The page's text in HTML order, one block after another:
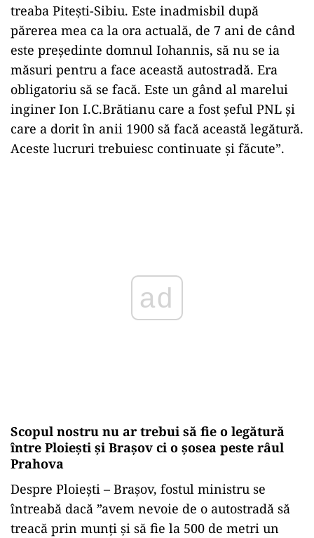
treaba Pitești-Sibiu. Este inadmisbil după
părerea mea ca la ora actuală, de 7 ani de când
este președinte domnul Iohannis, să nu se ia
măsuri pentru a face această autostradă. Era
obligatoriu să se facă. Este un gând al marelui
inginer Ion I.C.Brătianu care a fost șeful PNL și
care a dorit în anii 1900 să facă această legătură.
Aceste lucruri trebuiesc continuate și făcute”.
ad
Scopul nostru nu ar trebui să fie o legătură
între Ploiești și Brașov ci o șosea peste râul
Prahova
Despre Ploiești – Brașov, fostul ministru se
întreabă dacă ”avem nevoie de o autostradă să
treacă prin munți și să fie la 500 de metri un